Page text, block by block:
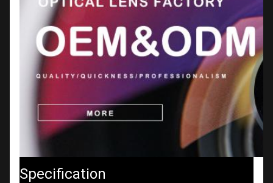
Specification